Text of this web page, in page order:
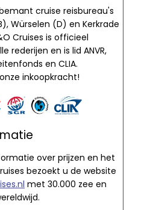
cruise reisbureau's
Würselen (D) en Kerkrade
Cruises is officieel
rederijen en is lid ANVR,
en CLIA.
inkoopkracht!
over prijzen en het
bezoekt u de website
met 30.000 zee en